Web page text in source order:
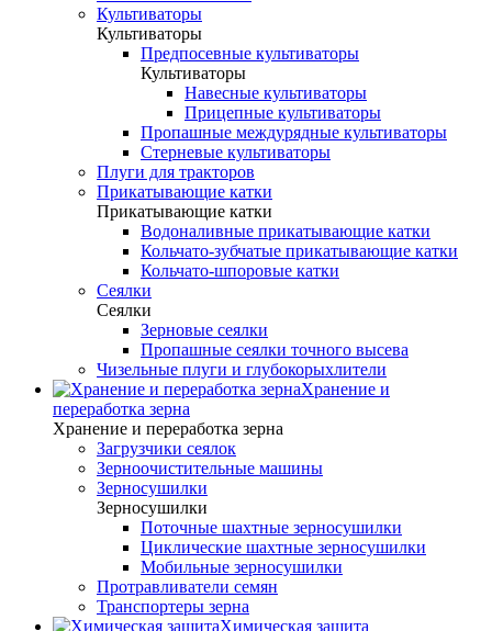
Культиваторы
Культиваторы
Предпосевные культиваторы
Культиваторы
Навесные культиваторы
Прицепные культиваторы
Пропашные междурядные культиваторы
Стерневые культиваторы
Плуги для тракторов
Прикатывающие катки
Прикатывающие катки
Водоналивные прикатывающие катки
Кольчато-зубчатые прикатывающие катки
Кольчато-шпоровые катки
Сеялки
Сеялки
Зерновые сеялки
Пропашные сеялки точного высева
Чизельные плуги и глубокорыхлители
Хранение и
переработка зерна
Хранение и переработка зерна
Загрузчики сеялок
Зерноочистительные машины
Зерносушилки
Зерносушилки
Поточные шахтные зерносушилки
Циклические шахтные зерносушилки
Мобильные зерносушилки
Протравливатели семян
Транспортеры зерна
Химическая защита